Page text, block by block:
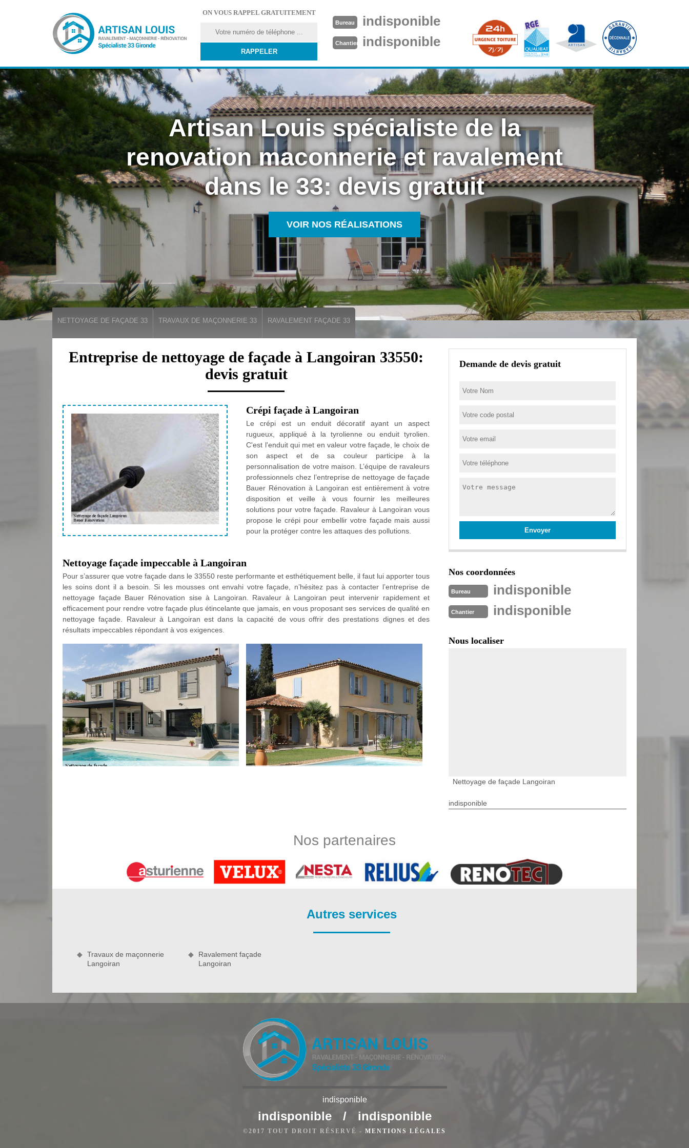
ON VOUS RAPPEL GRATUITEMENT
Bureau indisponible
Chantier indisponible
Artisan Louis spécialiste de la
renovation maconnerie et ravalement
dans le 33: devis gratuit
VOIR NOS RÉALISATIONS
NETTOYAGE DE FAÇADE 33 TRAVAUX DE MAÇONNERIE 33 RAVALEMENT FAÇADE 33
Entreprise de nettoyage de façade à Langoiran 33550:
devis gratuit
Crépi façade à Langoiran
Le crépi est un enduit décoratif ayant un aspect
rugueux, appliqué à la tyrolienne ou enduit tyrolien.
C'est l'enduit qui met en valeur votre façade, le choix de
son aspect et de sa couleur participe à la
personnalisation de votre maison. L’équipe de ravaleurs
professionnels chez l’entreprise de nettoyage de façade
Bauer Rénovation à Langoiran est entièrement à votre
disposition et veille à vous fournir les meilleures
solutions pour votre façade. Ravaleur à Langoiran vous
propose le crépi pour embellir votre façade mais aussi
pour la protéger contre les attaques des pollutions.
Nettoyage façade impeccable à Langoiran
Pour s’assurer que votre façade dans le 33550 reste performante et esthétiquement belle, il faut lui apporter tous
les soins dont il a besoin. Si les mousses ont envahi votre façade, n’hésitez pas à contacter l’entreprise de
nettoyage façade Bauer Rénovation sise à Langoiran. Ravaleur à Langoiran peut intervenir rapidement et
efficacement pour rendre votre façade plus étincelante que jamais, en vous proposant ses services de qualité en
nettoyage façade. Ravaleur à Langoiran est dans la capacité de vous offrir des prestations dignes et des
résultats impeccables répondant à vos exigences.
En procédant au nettoyage de votre façade en brique, ravaleur à Langoiran traite aussi les joints et il veille à ne
plusieurs années mais également pour le côté esthétique.
Méthodes de nettoyage de façade à Langoiran
façade se déroulent comme suit : • L’élimination des gros morceaux de mousses, d’algues et de lichens à l’aide
L’entreprise de ravalement façade Bauer Rénovation sise à Langoiran propose un devis nettoyage façade gratuit
Demande de devis gratuit
Nos coordonnées
Bureau indisponible
Chantier indisponible
Nous localiser
Nettoyage de façade Langoiran
indisponible
Nos partenaires
Autres services
Travaux de maçonnerie
Langoiran
Ravalement façade
Langoiran
indisponible
indisponible / indisponible
©2017 TOUT DROIT RÉSERVÉ - MENTIONS LÉGALES